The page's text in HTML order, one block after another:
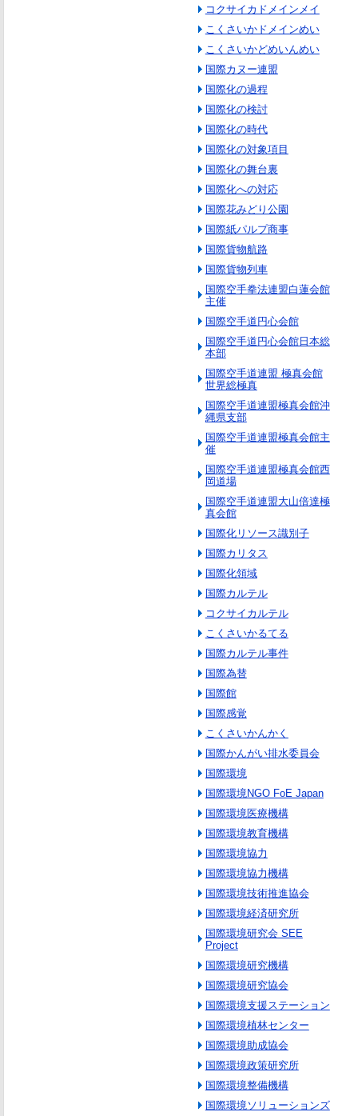
コクサイカドメインメイ
こくさいかドメインめい
こくさいかどめいんめい
国際カヌー連盟
国際化の過程
国際化の検討
国際化の時代
国際化の対象項目
国際化の舞台裏
国際化への対応
国際花みどり公園
国際紙パルプ商事
国際貨物航路
国際貨物列車
国際空手拳法連盟白蓮会館
主催
国際空手道円心会館
国際空手道円心会館日本総
本部
国際空手道連盟 極真会館
世界総極真
国際空手道連盟極真会館沖
縄県支部
国際空手道連盟極真会館主
催
国際空手道連盟極真会館西
岡道場
国際空手道連盟大山倍達極
真会館
国際化リソース識別子
国際カリタス
国際化領域
国際カルテル
コクサイカルテル
こくさいかるてる
国際カルテル事件
国際為替
国際館
国際感覚
こくさいかんかく
国際かんがい排水委員会
国際環境
国際環境NGO FoE Japan
国際環境医療機構
国際環境教育機構
国際環境協力
国際環境協力機構
国際環境技術推進協会
国際環境経済研究所
国際環境研究会 SEE
Project
国際環境研究機構
国際環境研究協会
国際環境支援ステーション
国際環境植林センター
国際環境助成協会
国際環境政策研究所
国際環境整備機構
国際環境ソリューションズ